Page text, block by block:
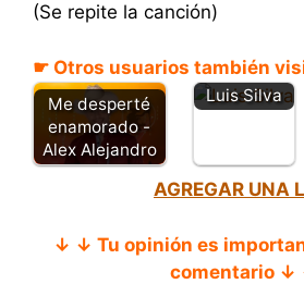
(Se repite la canción)
☛ Otros usuarios también
Me desperté
enamorado -
Alex Alejandro
e de ti –
Luis Silva
AGREGAR UNA
↓ ↓ Tu opinión es
comentario ↓